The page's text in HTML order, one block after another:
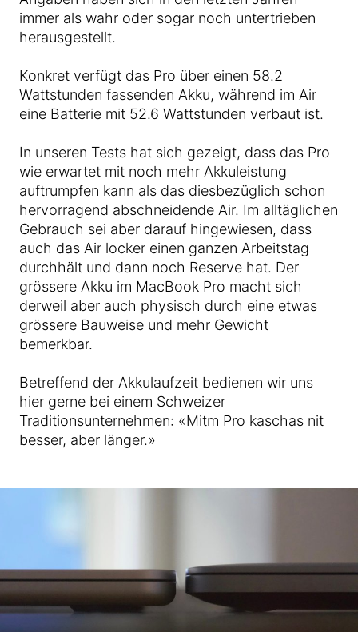
immer als wahr oder sogar noch untertrieben
herausgestellt.
Konkret verfügt das Pro über einen 58.2
Wattstunden fassenden Akku, während im Air
eine Batterie mit 52.6 Wattstunden verbaut ist.
In unseren Tests hat sich gezeigt, dass das Pro
wie erwartet mit noch mehr Akkuleistung
auftrumpfen kann als das diesbezüglich schon
hervorragend abschneidende Air. Im alltäglichen
Gebrauch sei aber darauf hingewiesen, dass
auch das Air locker einen ganzen Arbeitstag
durchhält und dann noch Reserve hat. Der
grössere Akku im MacBook Pro macht sich
derweil aber auch physisch durch eine etwas
grössere Bauweise und mehr Gewicht
bemerkbar.
Betreffend der Akkulaufzeit bedienen wir uns
hier gerne bei einem Schweizer
Traditionsunternehmen: «Mitm Pro kaschas nit
besser, aber länger.»